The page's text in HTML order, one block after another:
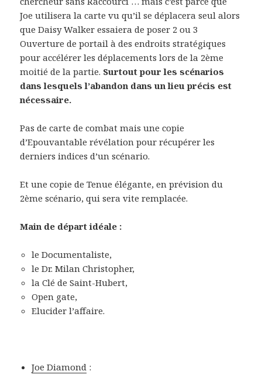
Joe utilisera la carte vu qu’il se déplacera seul alors
que Daisy Walker essaiera de poser 2 ou 3
Ouverture de portail à des endroits stratégiques
pour accélérer les déplacements lors de la 2ème
moitié de la partie. Surtout pour les scénarios
dans lesquels l’abandon dans un lieu précis est
nécessaire.
Pas de carte de combat mais une copie
d’Epouvantable révélation pour récupérer les
derniers indices d’un scénario.
Et une copie de Tenue élégante, en prévision du
2ème scénario, qui sera vite remplacée.
Main de départ idéale :
le Documentaliste,
le Dr. Milan Christopher,
la Clé de Saint-Hubert,
Open gate,
Elucider l’affaire.
Joe Diamond :